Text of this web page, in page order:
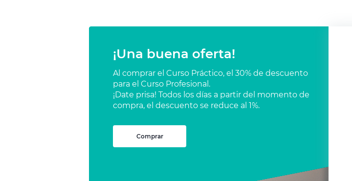
¡Una buena oferta!
Al comprar el Curso Práctico, el 30% de descuento
para el Curso Profesional.
¡Date prisa! Todos los días a partir del momento de
compra, el descuento se reduce al 1%.
Comprar